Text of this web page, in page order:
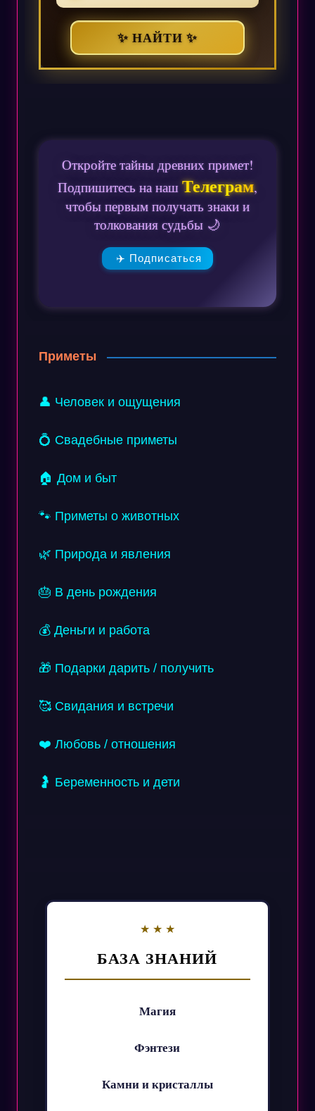
✨ НАЙТИ ✨
Откройте тайны древних примет!
Подпишитесь на нашТелеграм,
чтобы первым получать знаки и
толкования судьбы 🌙
✈️ Подписаться
Приметы
👤 Человек и ощущения
💍 Свадебные приметы
🏠 Дом и быт
🐾 Приметы о животных
🌿 Природа и явления
🎂 В день рождения
💰 Деньги и работа
🎁 Подарки дарить / получить
🥰 Свидания и встречи
❤️ Любовь / отношения
🤰 Беременность и дети
БАЗА ЗНАНИЙ
Магия
Фэнтези
Камни и кристаллы